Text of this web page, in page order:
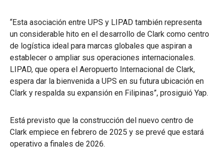
“Esta asociación entre UPS y LIPAD también representa
un considerable hito en el desarrollo de Clark como centro
de logística ideal para marcas globales que aspiran a
establecer o ampliar sus operaciones internacionales.
LIPAD, que opera el Aeropuerto Internacional de Clark,
espera dar la bienvenida a UPS en su futura ubicación en
Clark y respalda su expansión en Filipinas”, prosiguió Yap.
Está previsto que la construcción del nuevo centro de
Clark empiece en febrero de 2025 y se prevé que estará
operativo a finales de 2026.